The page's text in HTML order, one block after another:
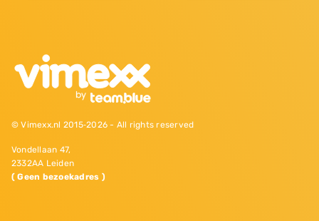
© Vimexx.nl 2015‐2026 - All rights reserved
Vondellaan 47,
2332AA Leiden
( Geen bezoekadres )